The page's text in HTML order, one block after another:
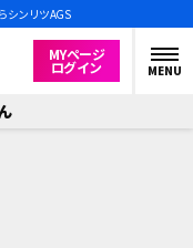
シンリツAGS
MYページ
ログイン MENU